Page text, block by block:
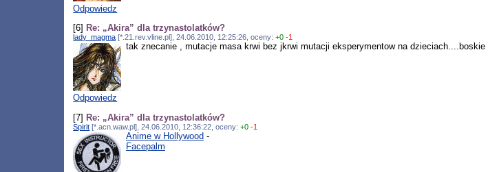
Odpowiedz
[6] Re: „Akira” dla trzynastolatków?
lady_magma [*.21.rev.vline.pl], 24.06.2010, 12:25:26, oceny:+0 -1
tak znecanie , mutacje masa krwi bez jkrwi mutacji eksperymentow na dzieciach....boskie
Odpowiedz
[7] Re: „Akira” dla trzynastolatków?
Spirit [*.acn.waw.pl], 24.06.2010, 12:36:22, oceny:+0 -1
Anime w Hollywood -
Facepalm